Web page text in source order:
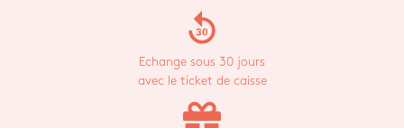
replay_30
Echange sous 30 jours
avec le ticket de caisse